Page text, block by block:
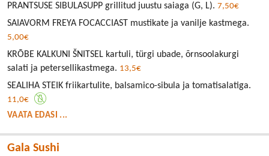
PRANTSUSE SIBULASUPP grillitud juustu saiaga (G, L). 7,50€
SAIAVORM FREYA FOCACCIAST mustikate ja vanilje kastmega.
5,00€
KRÕBE KALKUNI ŠNITSEL kartuli, türgi ubade, õrnsoolakurgi
salati ja petersellikastmega. 13,5€
SEALIHA STEIK friikartulite, balsamico-sibula ja tomatisalatiga.
11,0€
VAATA EDASI ...
Gala Sushi